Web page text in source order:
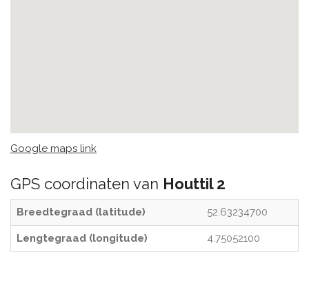
Google maps link
GPS coordinaten van Houttil 2
Breedtegraad (latitude) 52.63234700
Lengtegraad (longitude) 4.75052100